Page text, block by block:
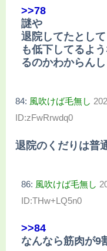
>>78
謎や
退院してたとし
も低下してるよ
るのかわからんし
84: 風吹けば毛無し
ID:zFwRrwdq0
退院のくだりは普
86: 風吹けば毛無し
ID:THw+LQ5n0
>>84
なんなら筋肉が9